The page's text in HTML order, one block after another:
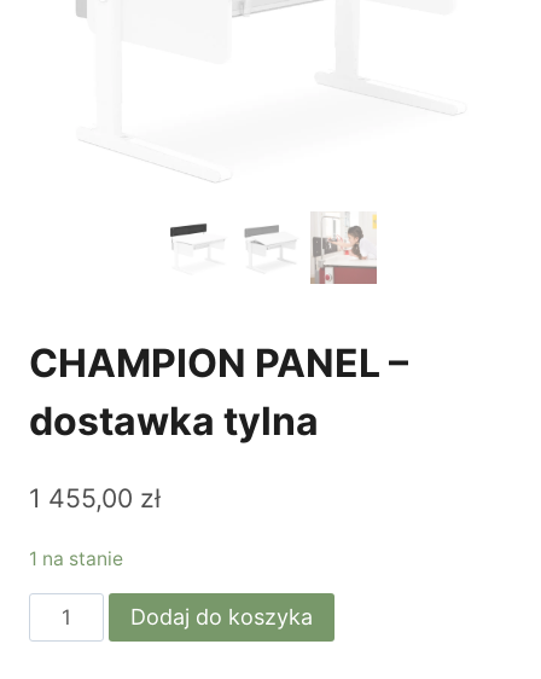
CHAMPION PANEL –
dostawka tylna
1 455,00 zł
1 na stanie
ilość
CHAMPION
Dodaj do koszyka